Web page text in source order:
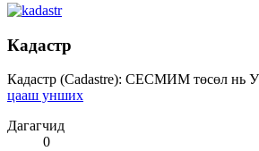
Кадастр
Кадастр (Cadastre): СЕСМИМ төсөл нь
цааш унших
Дагагчид
0